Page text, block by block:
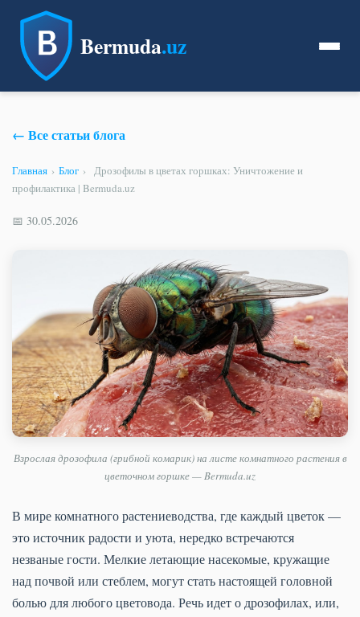
Bermuda.uz
← Все статьи блога
Главная › Блог ›
Дрозофилы в цветах горшках: Уничтожение и
профилактика | Bermuda.uz
📅 30.05.2026
Взрослая дрозофила (грибной комарик) на листе комнатного растения в
цветочном горшке — Bermuda.uz
В мире комнатного растениеводства, где каждый цветок —
это источник радости и уюта, нередко встречаются
незваные гости. Мелкие летающие насекомые, кружащие
над почвой или стеблем, могут стать настоящей головной
болью для любого цветовода. Речь идет о дрозофилах, или,